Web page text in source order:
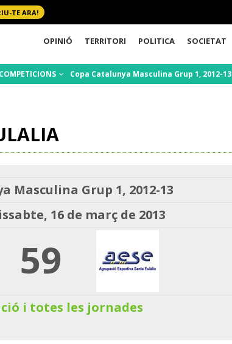
TE ARA!
OPINIÓ TERRITORI POLITICA SOCIETAT
COMPETICIONS Copa Catalunya Masculina Grup 1, 2012-13
Masculina Grup 1, 2012-13
16 de març de 2013
59
i totes les jornades